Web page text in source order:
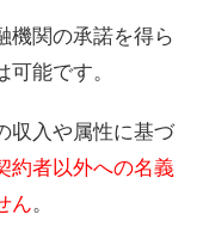
機関の承諾を得ら
能です。
収入や属性に基づ
約者以外への名義
ん。